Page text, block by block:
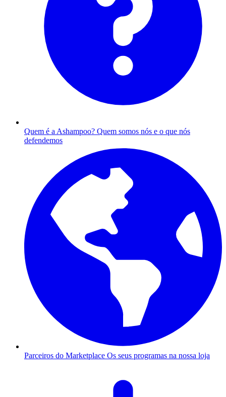
Quem é a Ashampoo? Quem somos nós e o que nós
defendemos
Parceiros do Marketplace Os seus programas na nossa loja